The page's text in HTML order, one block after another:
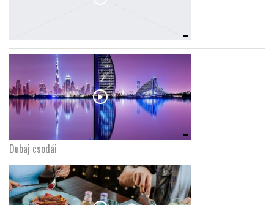
Dubaj csodái